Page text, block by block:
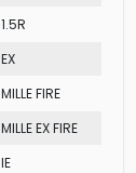
1.5R
EX
MILLE FIRE
MILLE EX FIRE
IE